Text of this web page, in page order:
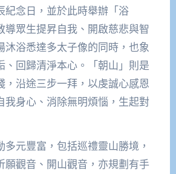
紀念日，並於此時舉辦「浴
導眾生提昇自我、開啟慈悲與智
沐浴悉達多太子像的同時，也象
、回歸清淨本心。「朝山」則是
，沿途三步一拜，以虔誠心感恩
我身心、消除無明煩惱，生起對
多元豐富，包括巡禮靈山勝境，
願觀音、開山觀音，亦規劃有手